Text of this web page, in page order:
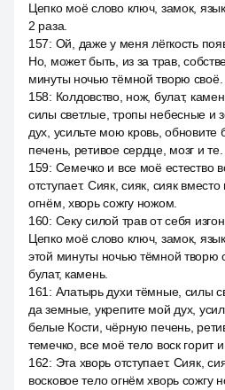
Цепко моё слово ключ, замок,
2 раза.
157: Ой, даже у меня лёгкость
Но, может быть, из за трав,
минуты ночью тёмной творю своё.
158: Колдовство, нож, булат,
силы светлые, тропы небесные и
дух, усильте мою кровь,
печень, ретивое сердце, мозг и те.
159: Семечко и все моё естество
отступает. Сияк, сияк, сияк
огнём, хворь сожгу ножом.
160: Секу силой трав от себя
Цепко моё слово ключ, замок,
этой минуты ночью тёмной творю
булат, камень.
161 : Алатырь духи тёмные, силы
да земные, укрепите мой дух,
белые Кости, чёрную печень,
темечко, все моё тело воск горит и
162: Эта хворь отступает. Сияк,
восковое тело огнём хворь сожгу